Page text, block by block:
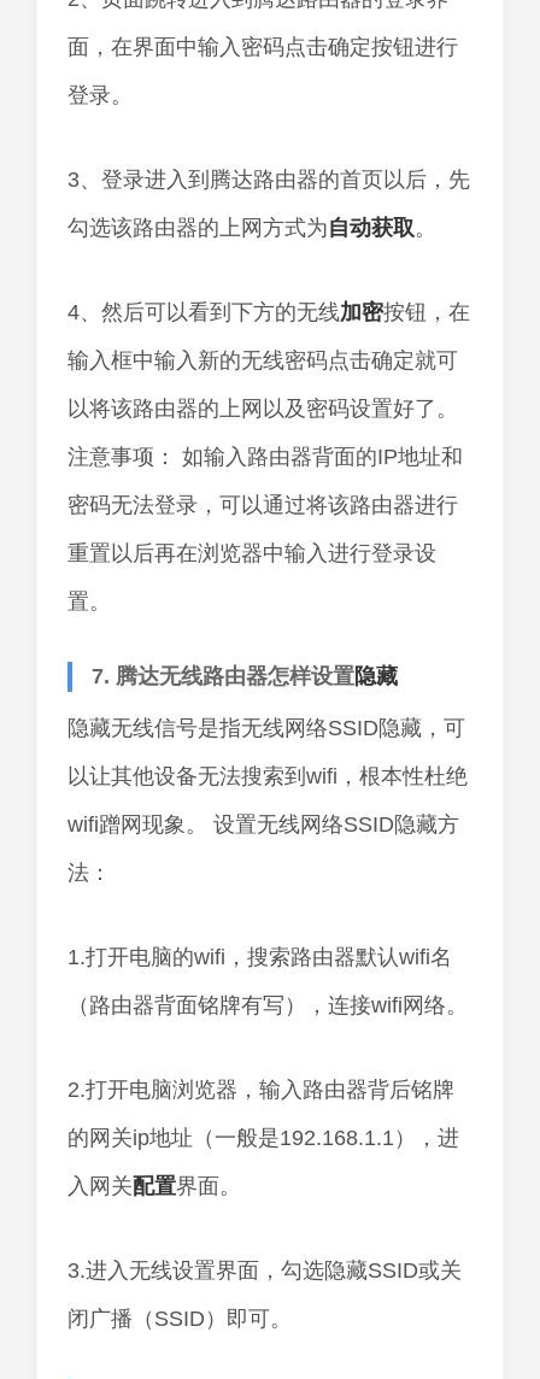
面，在界面中输入密码点击确定按钮进行
登录。
3、登录进入到腾达路由器的首页以后，先
勾选该路由器的上网方式为自动获取。
4、然后可以看到下方的无线加密按钮，在
输入框中输入新的无线密码点击确定就可
以将该路由器的上网以及密码设置好了。
注意事项： 如输入路由器背面的IP地址和
密码无法登录，可以通过将该路由器进行
重置以后再在浏览器中输入进行登录设
置。
7. 腾达无线路由器怎样设置隐藏
隐藏无线信号是指无线网络SSID隐藏，可
以让其他设备无法搜索到wifi，根本性杜绝
wifi蹭网现象。 设置无线网络SSID隐藏方
法：
1.打开电脑的wifi，搜索路由器默认wifi名
（路由器背面铭牌有写），连接wifi网络。
2.打开电脑浏览器，输入路由器背后铭牌
的网关ip地址（一般是192.168.1.1），进
入网关配置界面。
3.进入无线设置界面，勾选隐藏SSID或关
闭广播（SSID）即可。